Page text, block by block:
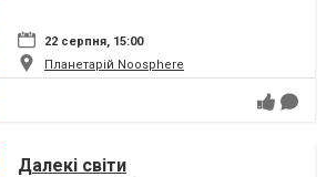
22 серпня, 15:00
Планетарій Noosphere
Далекі світи